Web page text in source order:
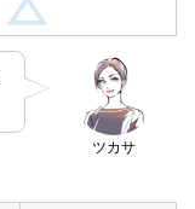
ツカサ